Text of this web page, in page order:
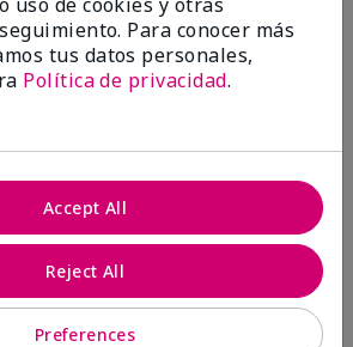
7
3
De Piel
reseñas
Para conocer más
tus datos personales,
Política de privacidad.
Preferences
Reject All
Accept All